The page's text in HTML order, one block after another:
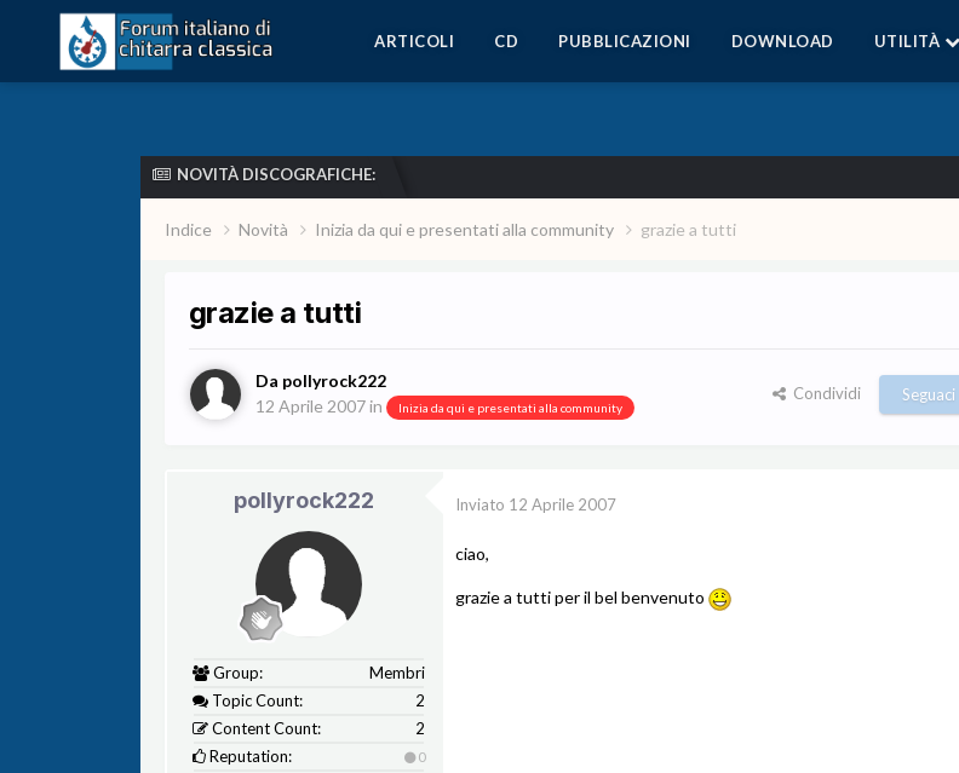
ARTICOLI CD PUBBLICAZIONI DOWNLOAD UTILITÀ
NOVITÀ DISCOGRAFICHE:
Indice Novità Inizia da qui e presentati alla community grazie a tutti
grazie a tutti
Da pollyrock222
12 Aprile 2007in Inizia da qui e presentati alla community
Condividi Seguaci
pollyrock222
Group:
Membri
Topic Count:
2
Content Count:
2
Reputation:
0
Inviato 12 Aprile 2007
ciao,
grazie a tutti per il bel benvenuto